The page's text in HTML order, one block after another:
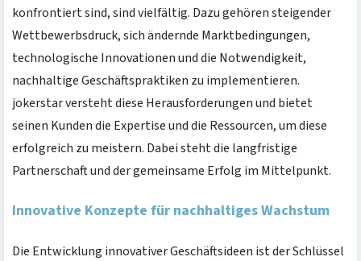
konfrontiert sind, sind vielfältig. Dazu gehören steigender
Wettbewerbsdruck, sich ändernde Marktbedingungen,
technologische Innovationen und die Notwendigkeit,
nachhaltige Geschäftspraktiken zu implementieren.
jokerstar versteht diese Herausforderungen und bietet
seinen Kunden die Expertise und die Ressourcen, um diese
erfolgreich zu meistern. Dabei steht die langfristige
Partnerschaft und der gemeinsame Erfolg im Mittelpunkt.
Innovative Konzepte für nachhaltiges Wachstum
Die Entwicklung innovativer Geschäftsideen ist der Schlüssel